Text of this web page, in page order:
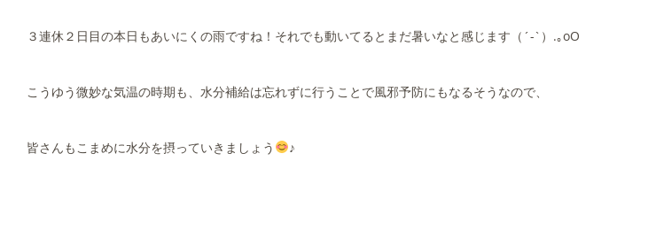
３連休２日目の本日もあいにくの雨ですね！それでも動いてるとまだ暑いなと感じます（´-`）.｡oO
こうゆう微妙な気温の時期も、水分補給は忘れずに行うことで風邪予防にもなるそうなので、
皆さんもこまめに水分を摂っていきましょう ♪